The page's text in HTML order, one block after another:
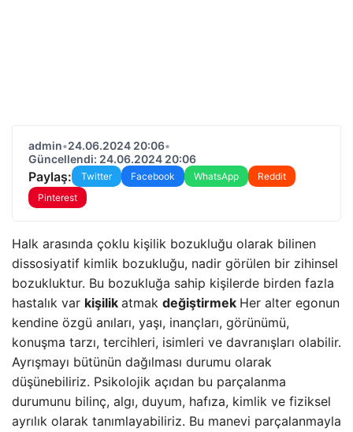
admin•24.06.2024 20:06•
Güncellendi: 24.06.2024 20:06
Paylaş: Twitter Facebook WhatsApp
Reddit
Pinterest
Halk arasında çoklu kişilik bozukluğu olarak bilinen
dissosiyatif kimlik bozukluğu, nadir görülen bir zihinsel
bozukluktur. Bu bozukluğa sahip kişilerde birden fazla
hastalık var kişilik atmak değiştirmek Her alter egonun
kendine özgü anıları, yaşı, inançları, görünümü,
konuşma tarzı, tercihleri, isimleri ve davranışları olabilir.
Ayrışmayı bütünün dağılması durumu olarak
düşünebiliriz. Psikolojik açıdan bu parçalanma
durumunu bilinç, algı, duyum, hafıza, kimlik ve fiziksel
ayrılık olarak tanımlayabiliriz. Bu manevi parçalanmayla